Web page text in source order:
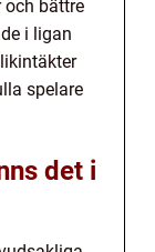
och bättre
i ligan
spelare
det i